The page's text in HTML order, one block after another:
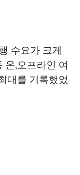
수요가 크게
온,오프라인 여
대를 기록했었